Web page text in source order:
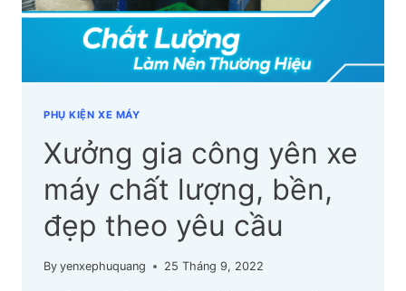
PHỤ KIỆN XE MÁY
Xưởng gia công yên xe
máy chất lượng, bền,
đẹp theo yêu cầu
By yenxephuquang 25 Tháng 9, 2022